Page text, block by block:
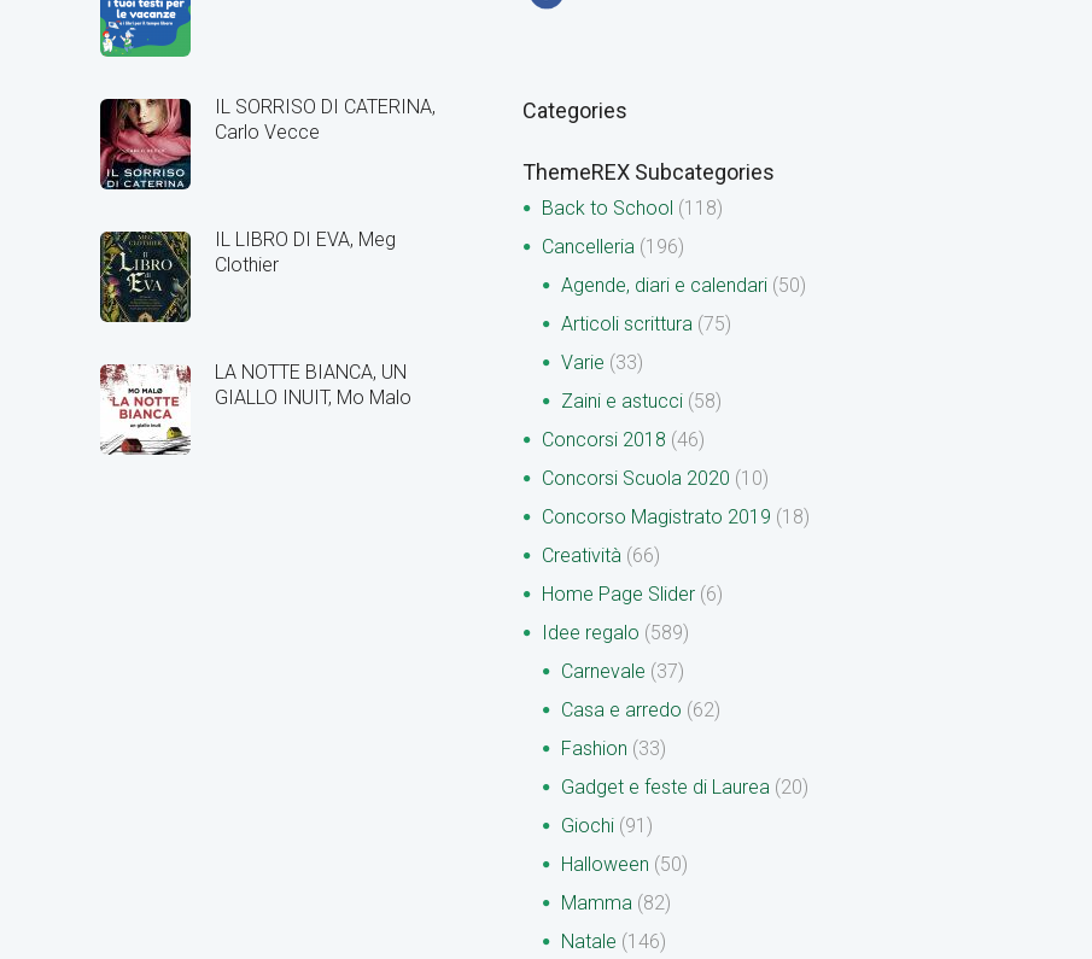
IL SORRISO DI CATERINA,
Carlo Vecce
IL LIBRO DI EVA, Meg
Clothier
LA NOTTE BIANCA, UN
GIALLO INUIT, Mo Malo
Categories
ThemeREX Subcategories
Back to School (118)
Cancelleria (196)
Agende, diari e calendari (50)
Articoli scrittura (75)
Varie (33)
Zaini e astucci (58)
Concorsi 2018 (46)
Concorsi Scuola 2020 (10)
Concorso Magistrato 2019 (18)
Creatività (66)
Home Page Slider (6)
Idee regalo (589)
Carnevale (37)
Casa e arredo (62)
Fashion (33)
Gadget e feste di Laurea (20)
Giochi (91)
Halloween (50)
Mamma (82)
Natale (146)